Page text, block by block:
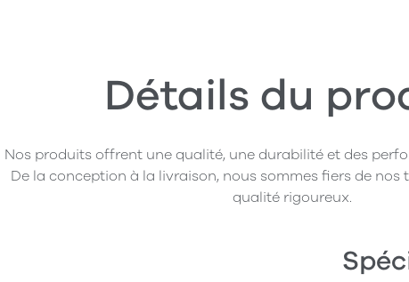
Détails du
Nos produits offrent une qualité, une durabilité et des
De la conception à la livraison, nous sommes fiers de
qualité rigoureux.